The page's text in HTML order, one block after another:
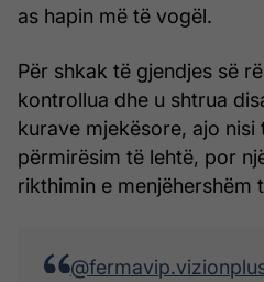
as hapin më të vogël.
Për shkak të gjendjes së
kontrollua dhe u shtrua
kurave mjekësore, ajo nisi
përmirësim të lehtë, por
rikthimin e menjëhershëm